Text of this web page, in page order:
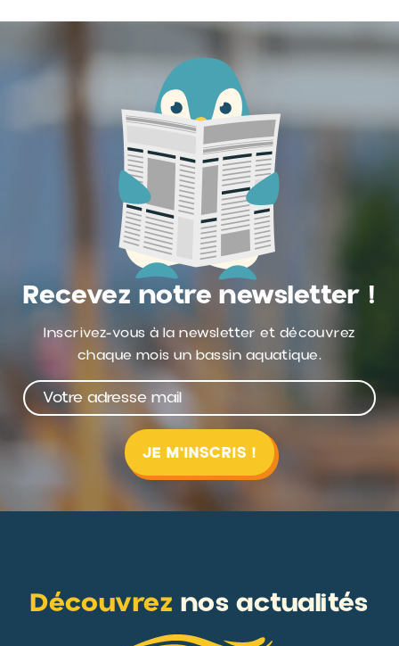
Recevez notre newsletter !
Inscrivez-vous à la newsletter et découvrez
chaque mois un bassin aquatique.
Découvrez nos actualités